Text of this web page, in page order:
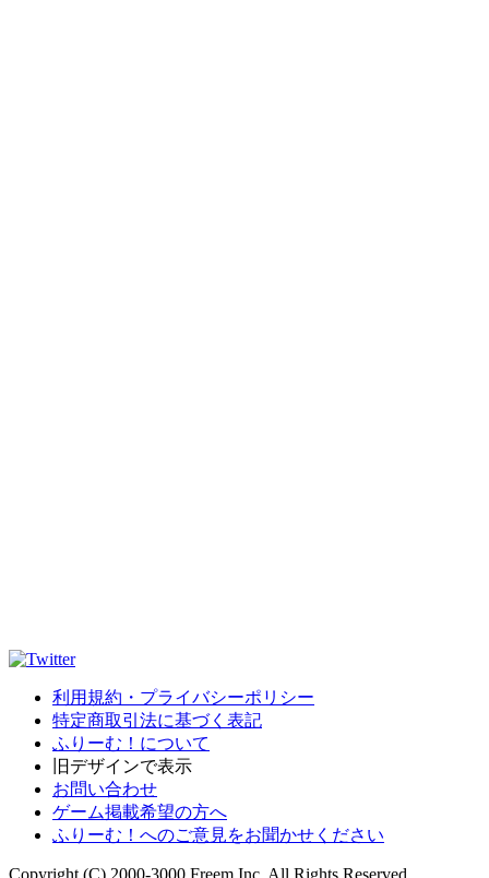
利用規約・プライバシーポリシー
特定商取引法に基づく表記
ふりーむ！について
旧デザインで表示
お問い合わせ
ゲーム掲載希望の方へ
ふりーむ！へのご意見をお聞かせください
Copyright (C) 2000-3000 Freem Inc. All Rights Reserved.